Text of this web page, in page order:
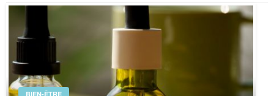
BIEN-ÊTRE